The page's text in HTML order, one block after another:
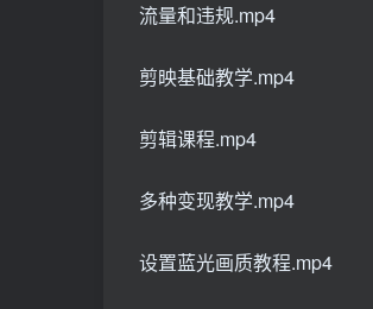
流量和违规.mp4
剪映基础教学.mp4
剪辑课程.mp4
多种变现教学.mp4
设置蓝光画质教程.mp4